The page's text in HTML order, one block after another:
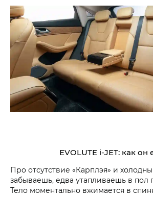
EVOLUTE i‑JET: как он
Про отсутствие «Карплэя» и
забываешь, едва утапливаешь в пол
Тело моментально вжимается в